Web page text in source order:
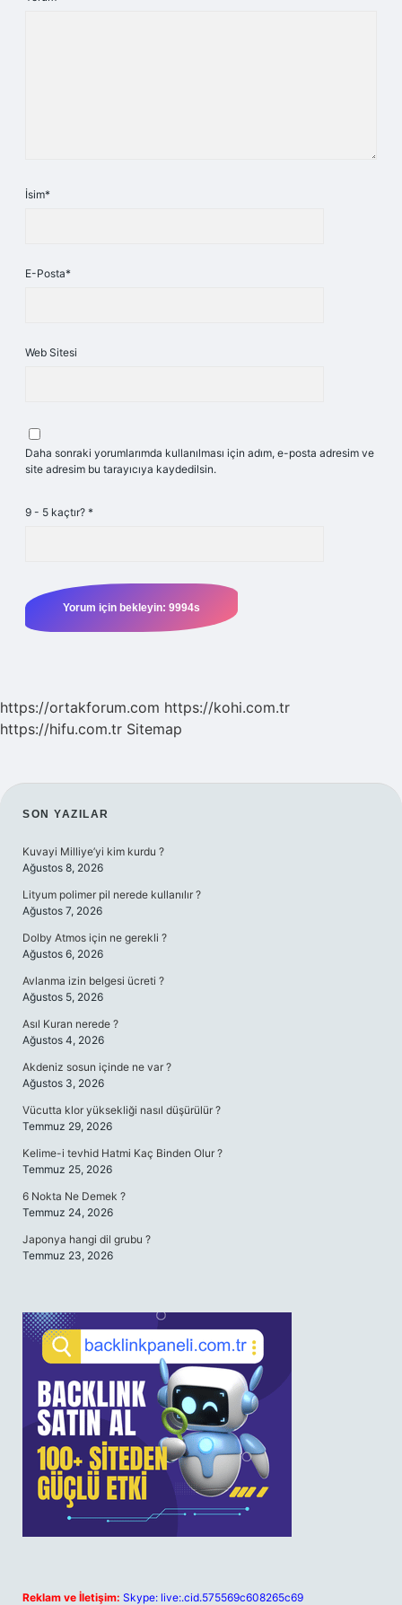
İsim*
E-Posta*
Web Sitesi
Daha sonraki yorumlarımda kullanılması için adım, e-posta adresim ve
site adresim bu tarayıcıya kaydedilsin.
9 - 5 kaçtır? *
https://ortakforum.com https://kohi.com.tr
https://hifu.com.tr Sitemap
SIDEBAR
SON YAZILAR
Kuvayi Milliye’yi kim kurdu ?
Ağustos 8, 2026
Lityum polimer pil nerede kullanılır ?
Ağustos 7, 2026
Dolby Atmos için ne gerekli ?
Ağustos 6, 2026
Avlanma izin belgesi ücreti ?
Ağustos 5, 2026
Asıl Kuran nerede ?
Ağustos 4, 2026
Akdeniz sosun içinde ne var ?
Ağustos 3, 2026
Vücutta klor yüksekliği nasıl düşürülür ?
Temmuz 29, 2026
Kelime-i tevhid Hatmi Kaç Binden Olur ?
Temmuz 25, 2026
6 Nokta Ne Demek ?
Temmuz 24, 2026
Japonya hangi dil grubu ?
Temmuz 23, 2026
Reklam ve İletişim: Skype: live:.cid.575569c608265c69